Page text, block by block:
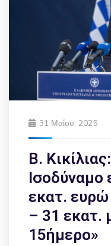
31 Μαΐου, 2025
Β.
Ισοδύναμο
εκατ.
– 31 εκατ.
15ήμερο»